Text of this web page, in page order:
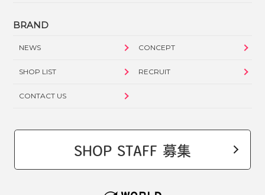
BRAND
NEWS CONCEPT
SHOP LIST RECRUIT
CONTACT US
SHOP STAFF 募集